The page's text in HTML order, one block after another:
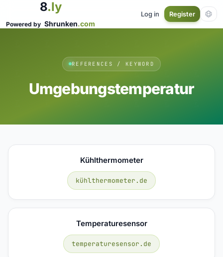
8.ly
Powered by Shrunken.com
Log in Register
REFERENCES / KEYWORD
Umgebungstemperatur
Kühlthermometer
kühlthermometer.de
Temperaturesensor
temperaturesensor.de